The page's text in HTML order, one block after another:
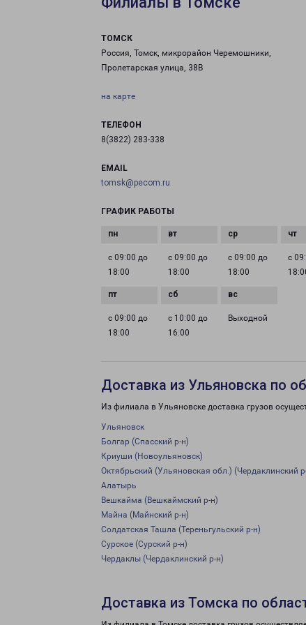
ТОМСК
Россия, Томск, микрорайон Черемошники,
Пролетарская улица, 38В
на карте
ТЕЛЕФОН
8(3822) 283-338
EMAIL
tomsk@pecom.ru
ГРАФИК РАБОТЫ
с 09:00 до
18:00
с 09:00 до
18:00
с 09:00 до
18:00
с
с 09:00 до
18:00
с 10:00 до
16:00
Выходной
Доставка из Ульяновска по
Из филиала в Ульяновске доставка грузов
Ульяновск
Болгар (Спасский р-н)
Криуши (Новоульяновск)
Октябрьский (Ульяновская обл.) (Чердаклинский
Алатырь
Вешкайма (Вешкаймский р-н)
Майна (Майнский р-н)
Солдатская Ташла (Тереньгульский р-н)
Сурское (Сурский р-н)
Чердаклы (Чердаклинский р-н)
Доставка из Томска по